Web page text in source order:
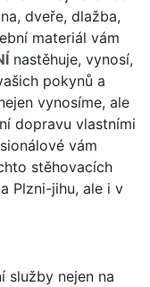
dveře, dlažba,
materiál vám
nastěhuje, vynosí,
pokynů a
vynosíme, ale
dopravu vlastními
vám
stěhovacích
Plzni-jihu, ale i v
služby nejen na